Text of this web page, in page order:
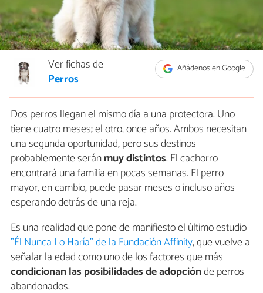
Añádenos en Google
Ver fichas de
Perros
Dos perros llegan el mismo día a una protectora. Uno
tiene cuatro meses; el otro, once años. Ambos necesitan
una segunda oportunidad, pero sus destinos
probablemente seránmuy distintos. El cachorro
encontrará una familia en pocas semanas. El perro
mayor, en cambio, puede pasar meses o incluso años
esperando detrás de una reja.
Es una realidad que pone de manifiesto el último estudio
"Él Nunca Lo Haría" de la Fundación Affinity, que vuelve a
señalar la edad como uno de los factores que más
condicionan las posibilidades de adopciónde perros
abandonados.